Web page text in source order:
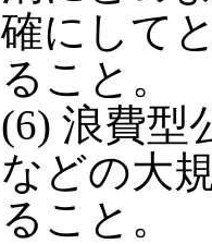
確にして
ること。
(6) 浪費型
などの大
ること。